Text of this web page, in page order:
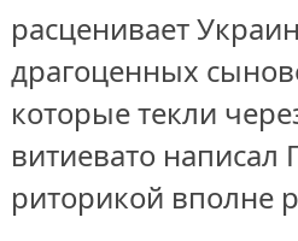
расценивает
драгоценных
которые текли
витиевато написал
риторикой вполне